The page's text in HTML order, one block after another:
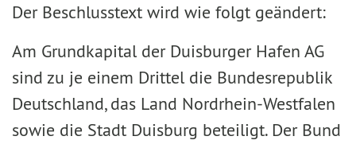
Der Beschlusstext wird wie folgt geändert:
Am Grundkapital der Duisburger Hafen AG
sind zu je einem Drittel die Bundesrepublik
Deutschland, das Land Nordrhein-Westfalen
sowie die Stadt Duisburg beteiligt. Der Bund